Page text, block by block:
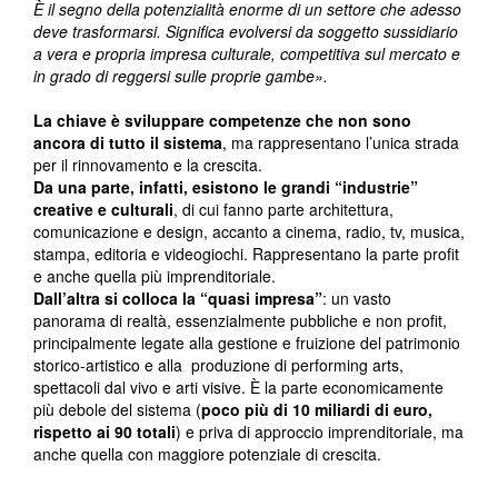
È il segno della potenzialità enorme di un settore che adesso
deve trasformarsi. Significa evolversi da soggetto sussidiario
a vera e propria impresa culturale, competitiva sul mercato e
in grado di reggersi sulle proprie gambe».
La chiave è sviluppare competenze che non sono
ancora di tutto il sistema, ma rappresentano l’unica strada
per il rinnovamento e la crescita.
Da una parte, infatti, esistono le grandi “industrie”
creative e culturali, di cui fanno parte architettura,
comunicazione e design, accanto a cinema, radio, tv, musica,
stampa, editoria e videogiochi. Rappresentano la parte profit
e anche quella più imprenditoriale.
Dall’altra si colloca la “quasi impresa”: un vasto
panorama di realtà, essenzialmente pubbliche e non profit,
principalmente legate alla gestione e fruizione del patrimonio
storico-artistico e alla produzione di performing arts,
spettacoli dal vivo e arti visive. È la parte economicamente
più debole del sistema (poco più di 10 miliardi di euro,
rispetto ai 90 totali) e priva di approccio imprenditoriale, ma
anche quella con maggiore potenziale di crescita.